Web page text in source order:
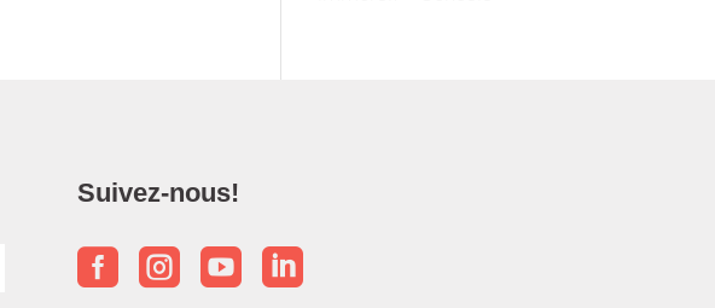
Suivez-nous!
   